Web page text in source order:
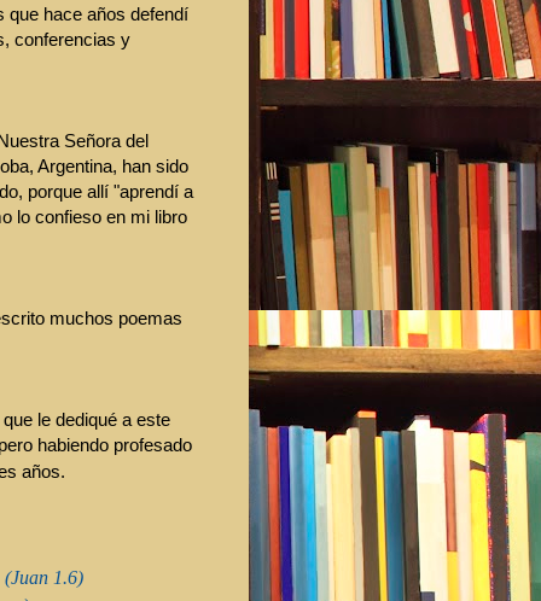
que hace años defendí
conferencias y
Señora del
Argentina, han sido
porque allí "aprendí a
lo confieso en mi libro
muchos poemas
le dediqué a este
habiendo profesado
años.
1.6)